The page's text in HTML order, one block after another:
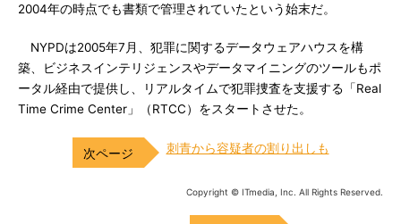
2004年の時点でも書類で管理されていたという始末だ。
NYPDは2005年7月、犯罪に関するデータウェアハウスを構
築、ビジネスインテリジェンスやデータマイニングのツールもポ
ータル経由で提供し、リアルタイムで犯罪捜査を支援する「Real
Time Crime Center」（RTCC）をスタートさせた。
刺青から容疑者の割り出しも
Copyright © ITmedia, Inc. All Rights Reserved.